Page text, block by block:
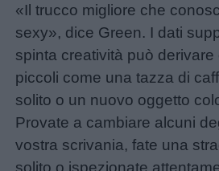
Nomi
femminili
Frasi
e
aforismi
«Il trucco migliore che
sexy», dice Green. I dati
spinta creatività può
piccoli come una tazza di
solito o un nuovo oggetto
Provate a cambiare alcuni
vostra scrivania, fate una
solito o ispezionate